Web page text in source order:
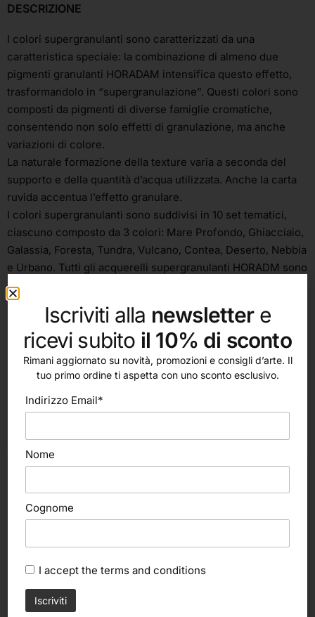
DESCRIZIONE
I colori supergranulanti sono caratterizzati da una
caratteristica speciale: la combinazione di almeno due
pigmenti granulanti HORADAM intensifica questo effetto,
trasformandolo in “supergranulazione”. Questi colori sono
composti da pigmenti di diverse famiglie cromatiche,
consentendo non solo effetti di granulazione, ma anche
variazioni di colore.
La naturale formazione della texture varia a seconda del
supporto e della quantità d’acqua utilizzata. Anche la carta
ruvida accentua l’effetto granulare.
I colori supergranulanti sono suddivisi in 10 set tematici,
ciascuno composto da 3 colori: Mare Profondo, Ghiacciaio,
Galassia, Foresta, Tundra, Vulcano, Contea, Deserto, Nebbia
e Urbano. Tutti gli acquerelli supergranulanti HORADM sono
altamente resistenti alla luce (4 e 5 stelle).
Iscriviti alla newslettere
ricevi subito il 10% di sconto
Rimani aggiornato su novità, promozioni e consigli d’arte. Il
tuo primo ordine ti aspetta con uno sconto esclusivo.
Indirizzo Email*
Nome
Cognome
I accept the terms and conditions